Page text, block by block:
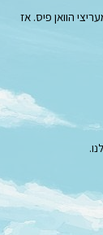
הוואן פיס. אז